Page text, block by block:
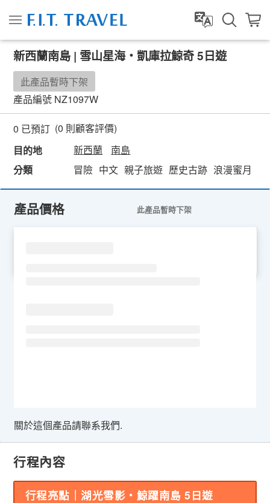
新西蘭南島 | 雪山星海・凱庫拉鯨奇 5日遊
此產品暫時下架
產品編號 NZ1097W
0 已預訂 (0 則顧客評價)
目的地
新西蘭
南島
分類
冒險 中文 親子旅遊 歷史古跡 浪漫蜜月
產品價格 此產品暫時下架
關於這個產品請聯系我們.
行程內容
行程亮點｜湖光雪影・鯨躍南島 5日遊